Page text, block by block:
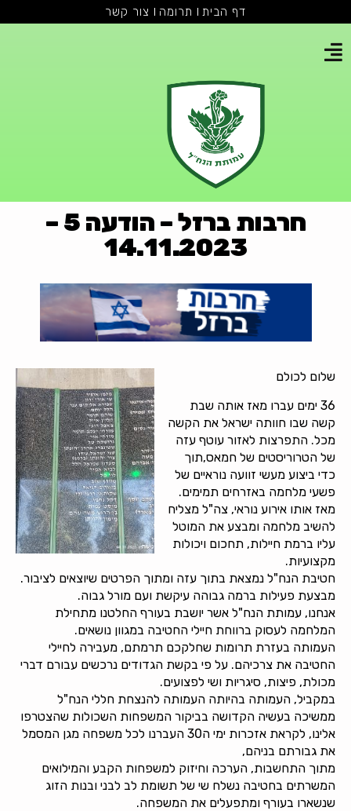
דף הבית תרומה צור קשר
חרבות ברזל – הודעה 5 –
14.11.2023
שלום לכולם
36 ימים עברו מאז אותה שבת
קשה שבו חוותה ישראל את הקשה
מכל. התפרצות לאזור עוטף עזה
של הטרוריסטים של חמאס,תוך
כדי ביצוע מעשי זוועה נוראיים של
פשעי מלחמה באזרחים תמימים.
מאז אותו אירוע נוראי, צה"ל מצליח
להשיב מלחמה ומבצע את המוטל
עליו ברמת חיילות, תחכום ויכולות
מקצועיות.
חטיבת הנח"ל נמצאת בתוך עזה ומתוך הפרטים שיוצאים לציבור.
מבצעת פעילות ברמה גבוהה עיקשת ועם מורל גבוה.
אנחנו, עמותת הנח"ל אשר יושבת בעורף החלטנו מתחילת
המלחמה לעסוק ברווחת חיילי החטיבה במגוון נושאים.
העמותה בעזרת תרומות שחלקכם תרמתם, מעבירה לחיילי
החטיבה את צרכיהם. על פי בקשת הגדודים נרכשים עבורם דברי
מכולת, פיצות, סיגריות ושי לפצועים.
במקביל, העמותה בהיותה העמותה להנצחת חללי הנח"ל
ממשיכה בעשיה הקדושה בביקור המשפחות השכולות שהצטרפו
אלינו, לקראת אזכרות ימי ה30 העברנו לכל משפחה מגן המסמל
את גבורתם בניהם,
מתוך התחשבות, הערכה וחיזוק למשפחות הקבע והמילואים
המשרתים בחטיבה נשלח שי של תשומת לב לבני ובנות הזוג
שנשארו בעורף ומתפעלים את המשפחה.